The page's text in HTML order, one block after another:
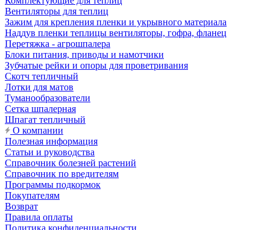
Вентиляторы для теплиц
Зажим для крепления пленки и укрывного материала
Наддув пленки теплицы вентиляторы, гофра, фланец
Перетяжка - агрошпалера
Блоки питания, приводы и намотчики
Зубчатые рейки и опоры для проветривания
Скотч тепличный
Лотки для матов
Туманообразователи
Сетка шпалерная
Шпагат тепличный
О компании
Полезная информация
Статьи и руководства
Справочник болезней растений
Справочник по вредителям
Программы подкормок
Покупателям
Возврат
Правила оплаты
Политика конфиденциальности